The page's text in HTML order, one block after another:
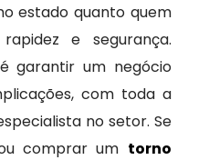
estado quanto quem
e segurança.
garantir um negócio
com toda a
no setor. Se
comprar um torno